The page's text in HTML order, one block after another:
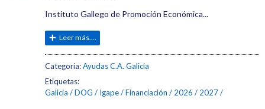
Instituto Gallego de Promoción Económica...
Leer más....
Categoría:Ayudas C.A. Galicia
Etiquetas:
Galicia
DOG Igape Financiación 2026 2027